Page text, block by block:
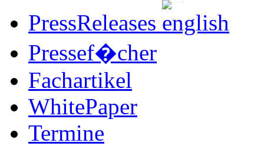
PressReleases
Pressef�cher
Fachartikel
WhitePaper
Termine